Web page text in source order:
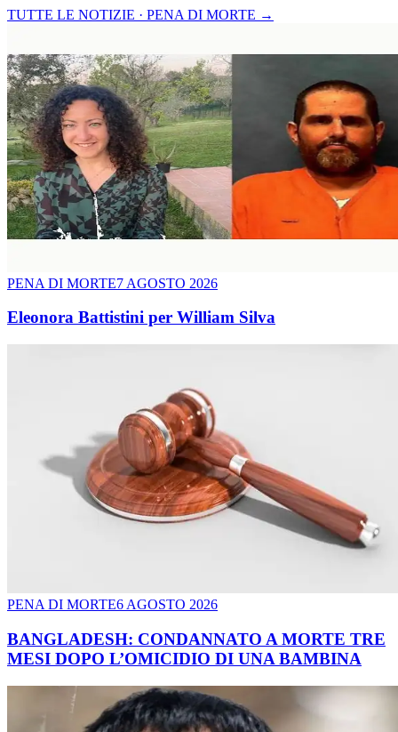
TUTTE LE NOTIZIE · PENA DI MORTE →
PENA DI MORTE7 AGOSTO 2026
Eleonora Battistini per William Silva
PENA DI MORTE6 AGOSTO 2026
BANGLADESH: CONDANNATO A MORTE TRE
MESI DOPO L’OMICIDIO DI UNA BAMBINA